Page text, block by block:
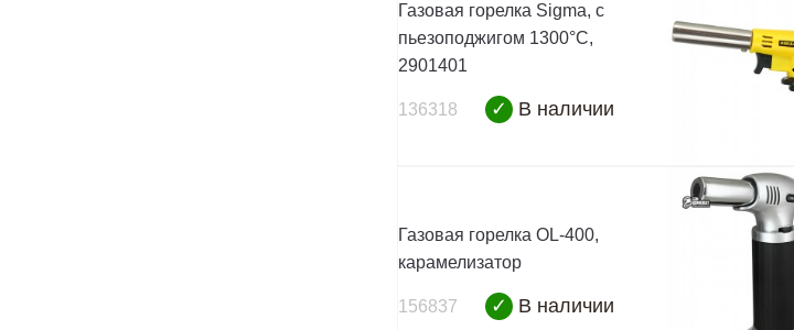
Газовая горелка Sigma, с
пьезоподжигом 1300°C,
2901401
136318 ✓ В наличии
Газовая горелка OL-400,
карамелизатор
156837 ✓ В наличии